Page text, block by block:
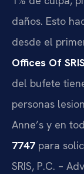
daños. Esto
desde el
Offices Of
del bufete
personas
Anne’s y en
7747 para
SRIS, P.C. –